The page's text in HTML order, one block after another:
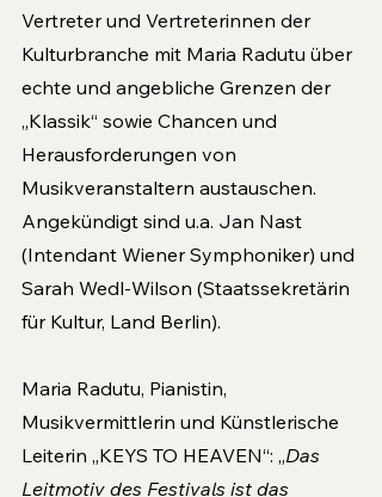
Vertreter und Vertreterinnen der
Kulturbranche mit Maria Radutu über
echte und angebliche Grenzen der
„Klassik“ sowie Chancen und
Herausforderungen von
Musikveranstaltern austauschen.
Angekündigt sind u.a. Jan Nast
(Intendant Wiener Symphoniker) und
Sarah Wedl-Wilson (Staatssekretärin
für Kultur, Land Berlin).
Maria Radutu, Pianistin,
Musikvermittlerin und Künstlerische
Leiterin „KEYS TO HEAVEN“: „Das
Leitmotiv des Festivals ist das